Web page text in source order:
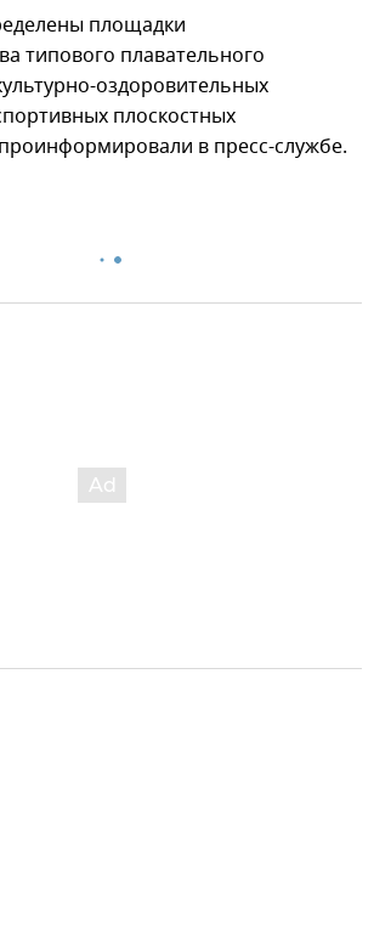
площадки
типового плавательного
оздоровительных
плоскостных
в пресс-службе.